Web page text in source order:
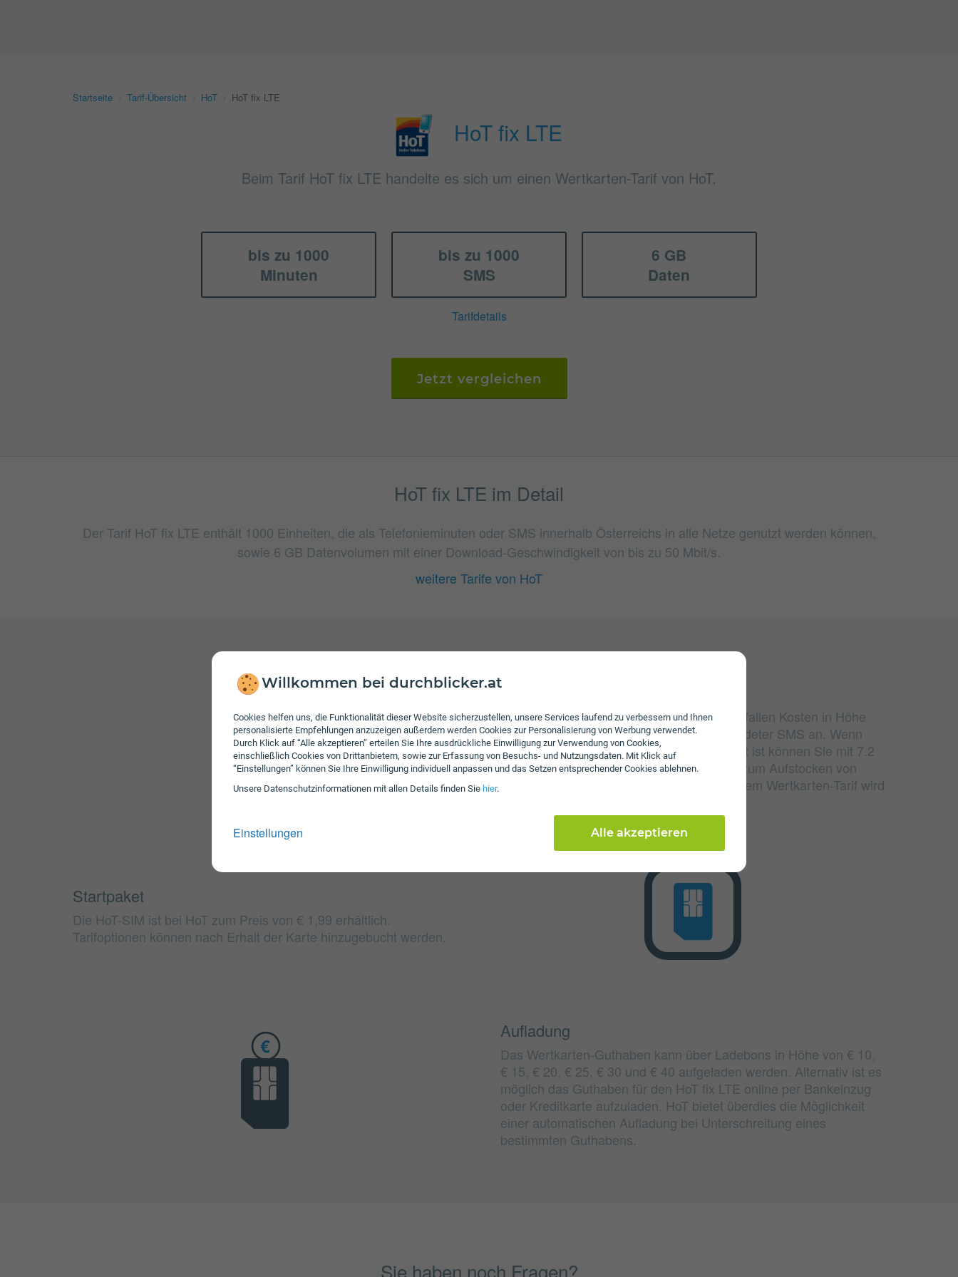
Willkommen bei durchblicker.at
Cookies helfen uns, die Funktionalität dieser Website sicherzustellen, unsere Services laufend zu verbessern und Ihnen
personalisierte Empfehlungen anzuzeigen außerdem werden Cookies zur Personalisierung von Werbung verwendet.
Durch Klick auf “Alle akzeptieren” erteilen Sie Ihre ausdrückliche Einwilligung zur Verwendung von Cookies,
einschließlich Cookies von Drittanbietern, sowie zur Erfassung von Besuchs- und Nutzungsdaten. Mit Klick auf
“Einstellungen” können Sie Ihre Einwilligung individuell anpassen und das Setzen entsprechender Cookies ablehnen.
Unsere Daten­schutz­informationen mit allen Details finden Sie hier.
Einstellungen Alle akzeptieren
Startseite Tarif-Übersicht HoT HoT fix LTE
HoT fix LTE
Beim Tarif HoT fix LTE handelte es sich um einen Wertkarten-Tarif von HoT.
bis zu 1000
Minuten
bis zu 1000
SMS
6 GB
Daten
Tarifdetails
Jetzt vergleichen
HoT fix LTE im Detail
Der Tarif HoT fix LTE enthält 1000 Einheiten, die als Telefonieminuten oder SMS innerhalb Österreichs in alle Netze genutzt werden können,
sowie 6 GB Datenvolumen mit einer Download-Geschwindigkeit von bis zu 50 Mbit/s.
weitere Tarife von HoT
Gebühren
Nach Verbrauch der inkludierten Einheiten fallen Kosten in Höhe
von 4 ct/€ pro Minute und 4 ct/€ pro versendeter SMS an. Wenn
das inkludierte Datenvolumen aufgebraucht ist können Sie mit 7.2
Mbit/s weitersurfen. Es sind Zusatzpakete zum Aufstocken von
Minuten, SMS und Daten erhältlich. Bei einem Wertkarten-Tarif wird
Startpaket
Die HoT-SIM ist bei HoT zum Preis von € 1,99 erhältlich.
Tarifoptionen können nach Erhalt der Karte hinzugebucht werden.
Aufladung
Das Wertkarten-Guthaben kann über Ladebons in Höhe von € 10,
€ 15, € 20, € 25, € 30 und € 40 aufgeladen werden. Alternativ ist es
möglich das Guthaben für den HoT fix LTE online per Bankeinzug
oder Kreditkarte aufzuladen. HoT bietet überdies die Möglichkeit
einer automatischen Aufladung bei Unterschreitung eines
bestimmten Guthabens.
Sie haben noch Fragen?